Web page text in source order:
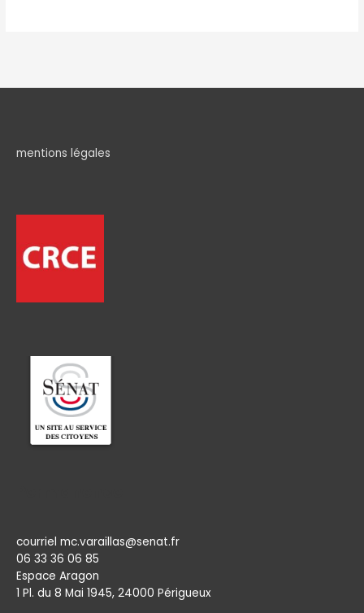
mentions légales
courriel mc.varaillas@senat.fr
06 33 36 06 85
Espace Aragon
1 Pl. du 8 Mai 1945, 24000 Périgueux​